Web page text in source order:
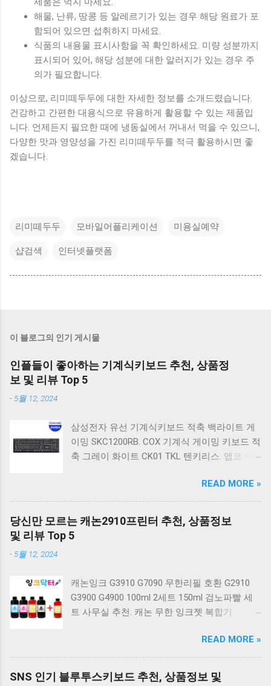
해물, 난류, 땅콩 등 알레르기가 있는 경우 해당 원료가 포
함되어 있으면 섭취하지 마세요.
식품의 내용물 표시사항을 꼭 확인하세요. 미량 성분까지
표시되어 있어, 해당 성분에 대한 알러지가 있는 경우 주
의가 필요합니다.
이상으로, 리미떼두두에 대한 자세한 정보를 소개드렸습니다.
건강하고 간편한 대용식으로 유용하게 활용할 수 있는 제품입
니다. 언제든지 필요한 때에 냉동실에서 꺼내서 먹을 수 있으니,
다양한 맛과 영양성을 가진 리미떼두두를 적극 활용하시면 좋
겠습니다.
리미떼두두 모바일어플리케이션 미용실예약
샵검색 인터넷플랫폼
이 블로그의 인기 게시물
인플들이 좋아하는 기계식키보드 추천, 상품정
보 및 리뷰 Top 5
- 5월 12, 2024
삼성전자 유선 기계식키보드 적축 백라이트 게
이밍 SKC1200RB. COX 기계식 게이밍 키보드 적
축 그레이 화이트 CK01 TKL 텐키리스. 앱코 축
랙 K560 일반형. 앱코 K517 레트로 기계식 게이
밍 유선키보드 갈축 일반형 레트로 베이지. 체리
키보드 G803000S TKL RGB 게이밍 텐키리스 기
계식 키보드 4종 축 선택 저소음적축 블랙. 체리
베이지 K517 Retro. COX CK01 교체축 사이드
RGB 게이밍 기계식 키보드 네이비 CK01NV적축
일반형. 체리키보드 XTRFY MX BOARD 3.1 RGB
COX 기계식 게이밍 키보드 갈축 그레이 화이트
CK01 TKL 텐키리스 기계식키보드 구매를 고려
하실 때, 추가 할인 혜택을 놓치지 마세요. 다양
READ MORE »
당신만 모르는 캐논2910프린터 추천, 상품정보
및 리뷰 Top 5
- 5월 12, 2024
캐논잉크 G3910 G7090 무한리필 호환 G2910
G3900 G4900 100ml 2세트 150ml 검노파빨 세
트 사무실 추천. 캐논 무한 잉크젯 복합기
논 PIXMA G2910 잉크포함 정품 무한복합기 컬
러 잉크젯복합기 가정용프린터 상세정보참조.
캐논 G시리즈 프린터 정품 헤드 카트리지
READ MORE »
SNS 인기 블루투스키보드 추천, 상품정보 및